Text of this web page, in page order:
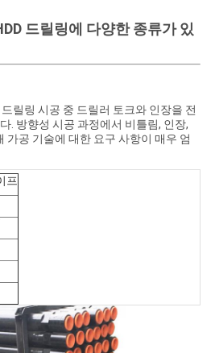
드릴링에 다양한 종류가 있
릴링 시공 중 드릴러 토크와 인장을 전
. 방향성 시공 과정에서 비틀림, 인장,
가공 기술에 대한 요구 사항이 매우 엄
프